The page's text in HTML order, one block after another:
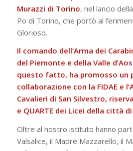
Murazzi di Torino, nel lancio
Po di Torino, che portò al
Glorioso.
Il comando dell’Arma dei
del Piemonte e della Valle
questo fatto, ha promosso un
collaborazione con la FIDAE e
Cavalieri di San Silvestro,
e QUARTE dei Licei della città
Oltre al nostro istituto hanno
Valsalice, il Madre Mazzarello, il